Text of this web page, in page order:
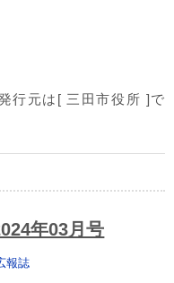
行元は[ 三田市役所 ]で
年03月号
報誌